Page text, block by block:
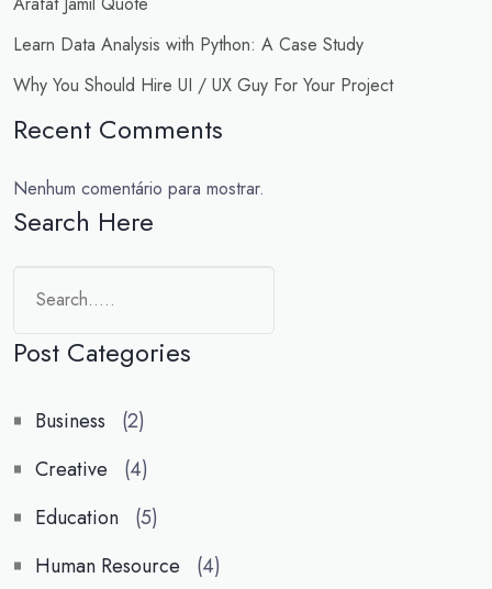
Learn Data Analysis with Python: A Case Study
Why You Should Hire UI / UX Guy For Your Project
Recent Comments
Nenhum comentário para mostrar.
Search Here
Post Categories
Business
(2)
Creative
(4)
Education
(5)
Human Resource
(4)